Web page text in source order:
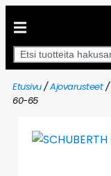
Etusivu/Ajovarusteet/
60-65